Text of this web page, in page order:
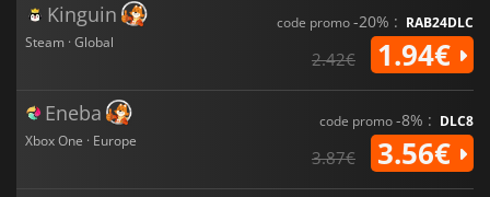
Kinguin
Steam · Global
code promo-20% : RAB24DLC
2.42€ 1.94€
Eneba
Xbox One · Europe
code promo-8% : DLC8
3.87€ 3.56€